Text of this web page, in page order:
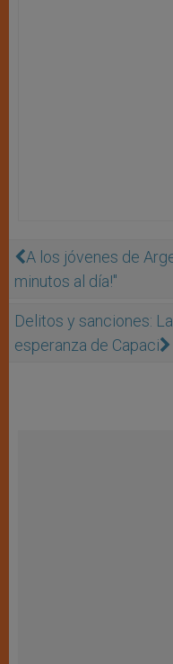
A los jóvenes de
minutos al día!"
Delitos y sanciones:
esperanza de Capaci